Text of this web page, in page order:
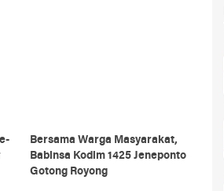
Bersama Warga Masyarakat,
Babinsa Kodim 1425 Jeneponto
Gotong Royong